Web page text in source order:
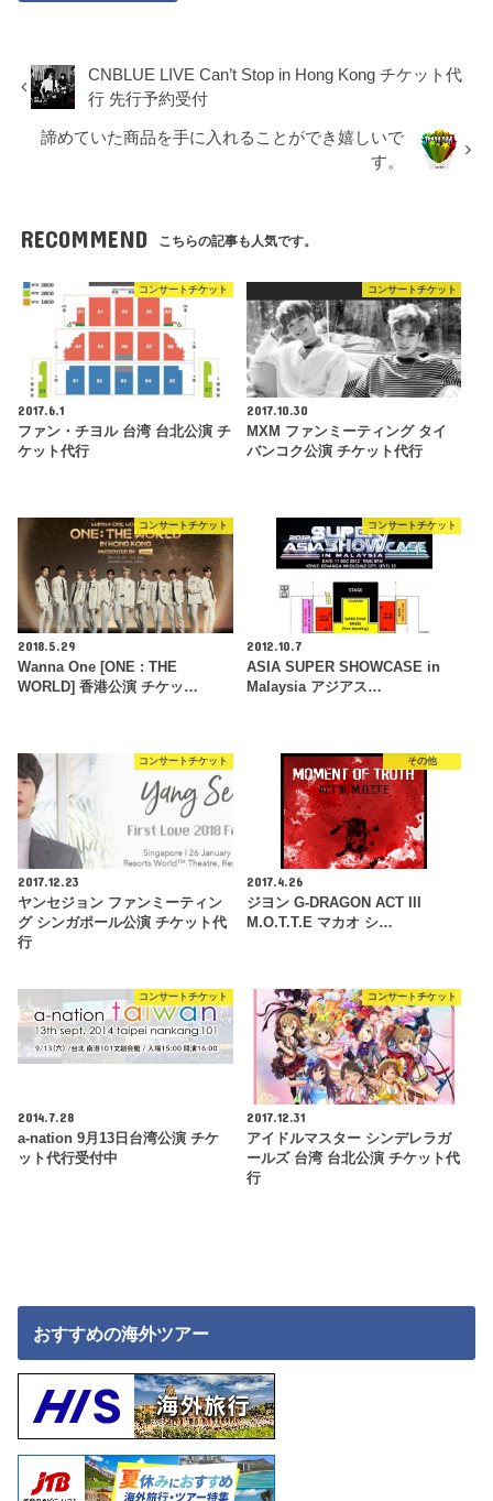
CNBLUE LIVE Can’t Stop in Hong Kong チケット代
行 先行予約受付
諦めていた商品を手に入れることができ嬉しいで
す。
RECOMMEND こちらの記事も人気です。
コンサートチケット
2017.6.1
ファン・チヨル 台湾 台北公演 チ
ケット代行
コンサートチケット
2017.10.30
MXM ファンミーティング タイ
バンコク公演 チケット代行
コンサートチケット
2018.5.29
Wanna One [ONE : THE
WORLD] 香港公演 チケッ…
コンサートチケット
2012.10.7
ASIA SUPER SHOWCASE in
Malaysia アジアス…
コンサートチケット
2017.12.23
ヤンセジョン ファンミーティン
グ シンガポール公演 チケット代
行
その他
2017.4.26
ジヨン G-DRAGON ACT III
M.O.T.T.E マカオ シ…
コンサートチケット
2014.7.28
a-nation 9月13日台湾公演 チケ
ット代行受付中
コンサートチケット
2017.12.31
アイドルマスター シンデレラガ
ールズ 台湾 台北公演 チケット代
行
おすすめの海外ツアー